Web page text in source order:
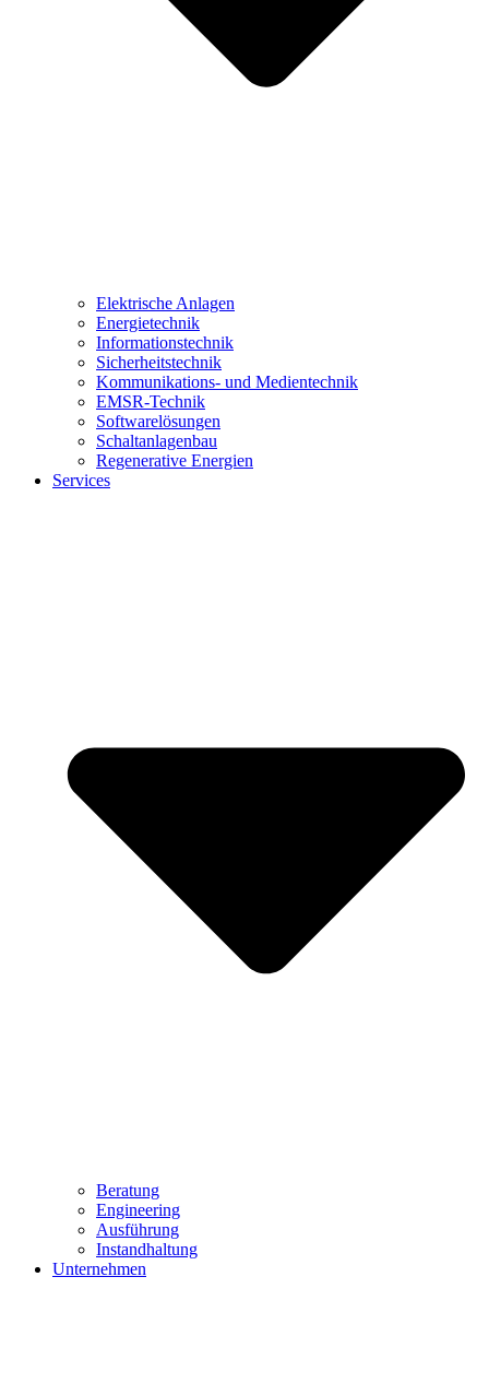
Elektrische Anlagen
Energietechnik
Informationstechnik
Sicherheitstechnik
Kommunikations- und Medientechnik
EMSR-Technik
Softwarelösungen
Schaltanlagenbau
Regenerative Energien
Services
Beratung
Engineering
Ausführung
Instandhaltung
Unternehmen